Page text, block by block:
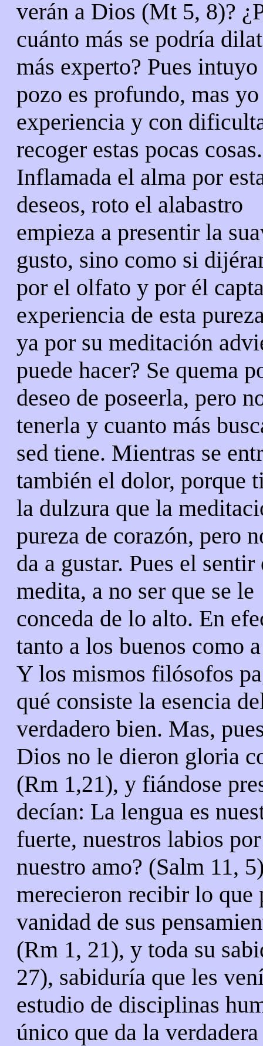
verán a Dios (Mt 5, 8)?
cuánto más se podría
más experto? Pues
pozo es profundo, mas
experiencia y con
recoger estas pocas cosas.
Inflamada el alma por
deseos, roto el alabastro
empieza a presentir la
gusto, sino como si
por el olfato y por él
experiencia de esta
ya por su meditación
puede hacer? Se quema
deseo de poseerla, pero
tenerla y cuanto más
sed tiene. Mientras se
también el dolor, porque
la dulzura que la
pureza de corazón, pero
da a gustar. Pues el
medita, a no ser que se le
conceda de lo alto. En
tanto a los buenos como
Y los mismos filósofos
qué consiste la esencia
verdadero bien. Mas,
Dios no le dieron gloria
(Rm 1,21), y fiándose
decían: La lengua es
fuerte, nuestros labios
nuestro amo? (Salm 11,
merecieron recibir lo que
vanidad de sus
(Rm 1, 21), y toda su
27), sabiduría que les
estudio de disciplinas
único que da la verdadera